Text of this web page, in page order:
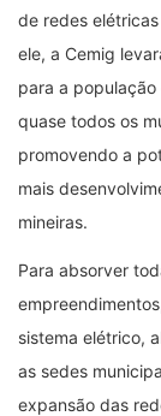
de redes
ele, a Cemig
para a
quase todos os
promovendo a
mais
mineiras.
Para absorver
sistema elétrico,
as sedes
expansão das